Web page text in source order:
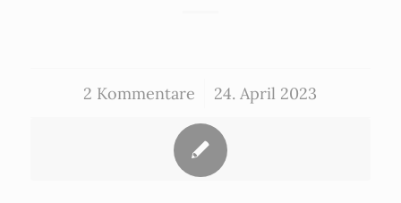
2 Kommentare
/ 24. April 2023